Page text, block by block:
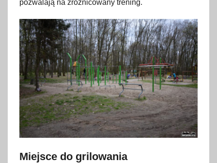
pozwalają na zróżnicowany trening.
Miejsce do grilowania